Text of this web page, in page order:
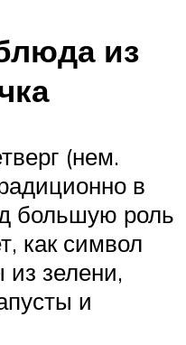
из
(нем.
в
большую роль
как символ
из зелени,
и